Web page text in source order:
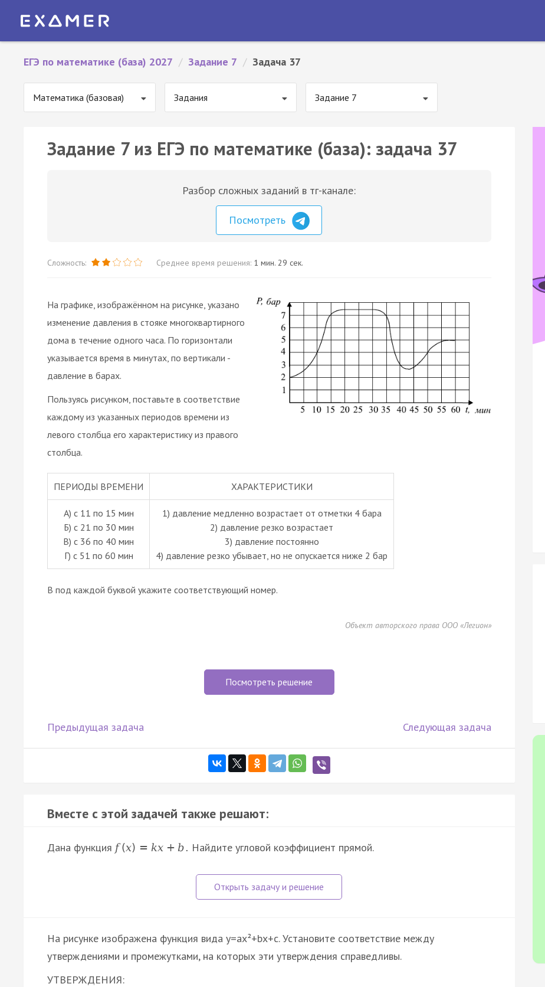
ЕГЭ по математике (база) 2027 / Задание 7 / Задача 37
Математика (базовая) Задания Задание 7
Задание 7 из ЕГЭ по математике (база): задача 37
Разбор сложных заданий в тг-канале:
Посмотреть
Сложность: Среднее время решения: 1 мин. 29 сек.
На графике, изображённом на рисунке, указано
изменение давления в стояке многоквартирного
дома в течение одного часа. По горизонтали
указывается время в минутах, по вертикали -
давление в барах.
Пользуясь рисунком, поставьте в соответствие
каждому из указанных периодов времени из
левого столбца его характеристику из правого
столбца.
ПЕРИОДЫ ВРЕМЕНИ ХАРАКТЕРИСТИКИ
А) с 11 по 15 мин
Б) с 21 по 30 мин
В) с 36 по 40 мин
Г) с 51 по 60 мин
1) давление медленно возрастает от отметки 4 бара
2) давление резко возрастает
3) давление постоянно
4) давление резко убывает, но не опускается ниже 2 бар
В под каждой буквой укажите соответствующий номер.
Объект авторского права ООО «Легион»
Посмотреть решение
Предыдущая задача Следующая задача
Вместе с этой задачей также решают:
Дана функция f (x) = kx + b. Найдите угловой коэффициент прямой.
На рисунке изображена функция вида y=ax²+bx+c. Установите соответствие между
утверждениями и промежутками, на которых эти утверждения справедливы.
УТВЕРЖДЕНИЯ: